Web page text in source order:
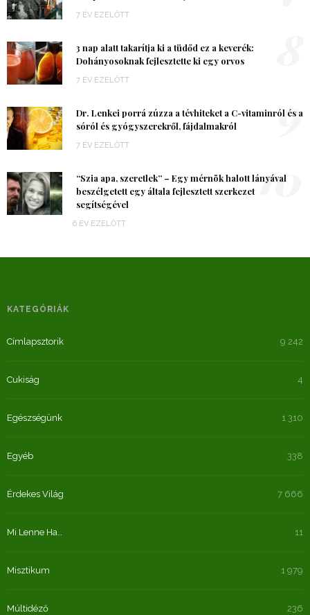
7 ÉV EZELŐTT
3 nap alatt takarítja ki a tüdőd ez a keverék:
Dohányosoknak fejlesztette ki egy orvos
7 ÉV EZELŐTT
Dr. Lenkei porrá zúzza a tévhiteket a C-vitaminról és a
sóról és gyógyszerekről, fájdalmakról
7 ÉV EZELŐTT
9
“Szia apa, szeretlek” – Egy mérnök halott lányával
beszélgetett egy általa fejlesztett szerkezet
segítségével
6 ÉV EZELŐTT
10
KATEGÓRIÁK
Címlapsztorik 9 242
Cukiság 4
Egészségünk 1 310
Egyéb 338
Érdekes Világ 7 666
Mi Lenne Ha… 11
Misztikum 1 979
Múltidéző 236